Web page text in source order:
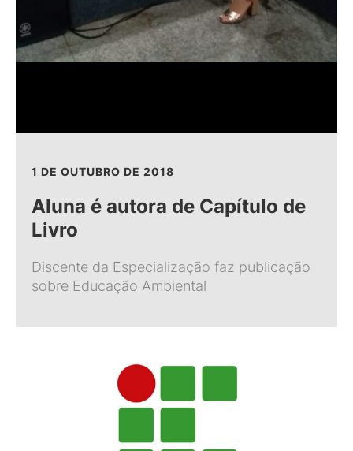
1 DE OUTUBRO DE 2018
Aluna é autora de Capítulo de
Livro
Discente da Especialização faz publicação
sobre Educação Ambiental